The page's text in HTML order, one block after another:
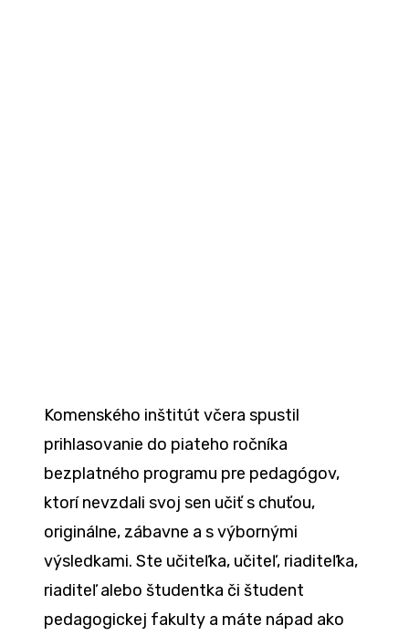
Komenského inštitút včera spustil
prihlasovanie do piateho ročníka
bezplatného programu pre pedagógov,
ktorí nevzdali svoj sen učiť s chuťou,
originálne, zábavne a s výbornými
výsledkami. Ste učiteľka, učiteľ, riaditeľka,
riaditeľ alebo študentka či študent
pedagogickej fakulty a máte nápad ako